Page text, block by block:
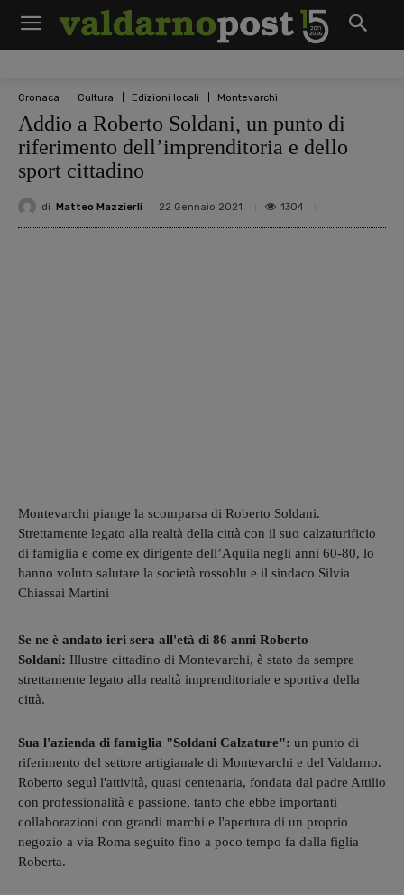
Cronaca Cultura Edizioni locali Montevarchi
Addio a Roberto Soldani, un punto di
riferimento dell’imprenditoria e dello
sport cittadino
di Matteo Mazzierli 22 Gennaio 2021 1304
Montevarchi piange la scomparsa di Roberto Soldani.
Strettamente legato alla realtà della città con il suo calzaturificio
di famiglia e come ex dirigente dell’Aquila negli anni 60-80, lo
hanno voluto salutare la società rossoblu e il sindaco Silvia
Chiassai Martini
Se ne è andato ieri sera all'età di 86 anni Roberto
Soldani: Illustre cittadino di Montevarchi, è stato da sempre
strettamente legato alla realtà imprenditoriale e sportiva della
città.
Sua l'azienda di famiglia "Soldani Calzature": un punto di
riferimento del settore artigianale di Montevarchi e del Valdarno.
Roberto seguì l'attività, quasi centenaria, fondata dal padre Attilio
con professionalità e passione, tanto che ebbe importanti
collaborazioni con grandi marchi e l'apertura di un proprio
negozio a via Roma seguito fino a poco tempo fa dalla figlia
Roberta.